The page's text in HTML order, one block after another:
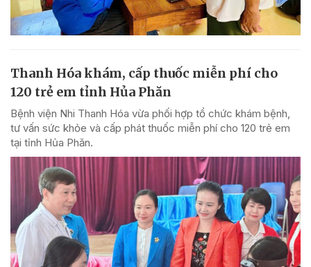
Thanh Hóa khám, cấp thuốc miễn phí cho
120 trẻ em tỉnh Hủa Phăn
Bệnh viện Nhi Thanh Hóa vừa phối hợp tổ chức khám bệnh,
tư vấn sức khỏe và cấp phát thuốc miễn phí cho 120 trẻ em
tại tỉnh Hủa Phăn.